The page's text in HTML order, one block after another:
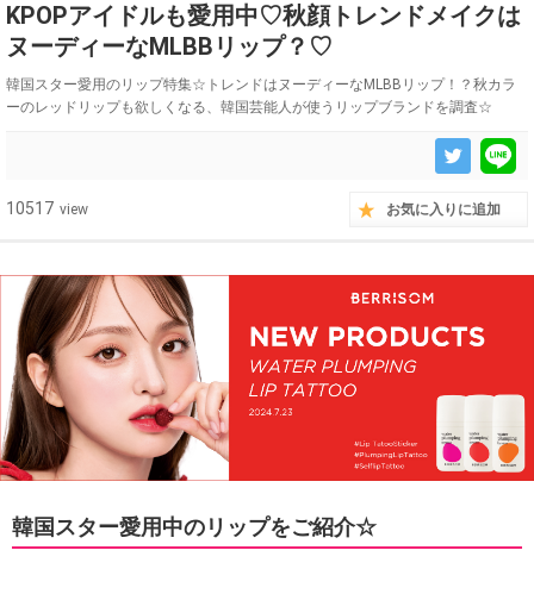
KPOPアイドルも愛用中♡秋顔トレンドメイクは
ヌーディーなMLBBリップ？♡
韓国スター愛用のリップ特集☆トレンドはヌーディーなMLBBリップ！？秋カラ
ーのレッドリップも欲しくなる、韓国芸能人が使うリップブランドを調査☆
10517 view お気に入りに追加
韓国スター愛用中のリップをご紹介☆